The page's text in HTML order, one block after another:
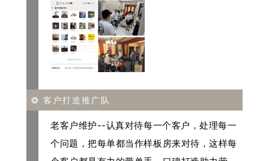
❂ 客户打造推广队
老客户维护--认真对待每一个客户，处理每一
个问题，把每单都当作样板房来对待，这样每